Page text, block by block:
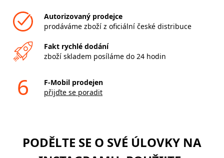
Autorizovaný prodejce
prodáváme zboží z oficiální české distribuce
Fakt rychlé dodání
zboží skladem posíláme do 24 hodin
6
F-Mobil prodejen
přijďte se poradit
PODĚLTE SE O SVÉ ÚLOVKY NA